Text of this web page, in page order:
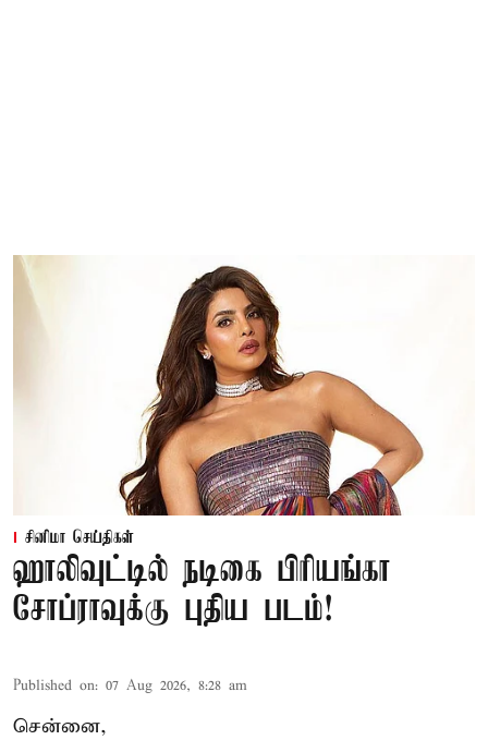
சினிமா செய்திகள்
ஹாலிவுட்டில் நடிகை பிரியங்கா
சோப்ராவுக்கு புதிய படம்!
Published on: 07 Aug 2026, 8:28 am
சென்னை,